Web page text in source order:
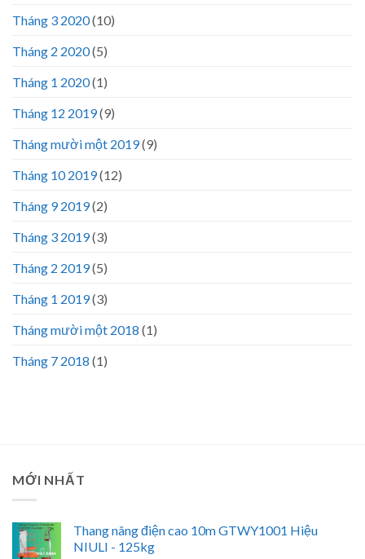
Tháng 3 2020(10)
Tháng 2 2020(5)
Tháng 1 2020(1)
Tháng 12 2019(9)
Tháng mười một 2019(9)
Tháng 10 2019(12)
Tháng 9 2019(2)
Tháng 3 2019(3)
Tháng 2 2019(5)
Tháng 1 2019(3)
Tháng mười một 2018 (1)
Tháng 7 2018 (1)
MỚI NHẤT
Thang nâng điện cao 10m GTWY1001 Hiệu
NIULI - 125kg